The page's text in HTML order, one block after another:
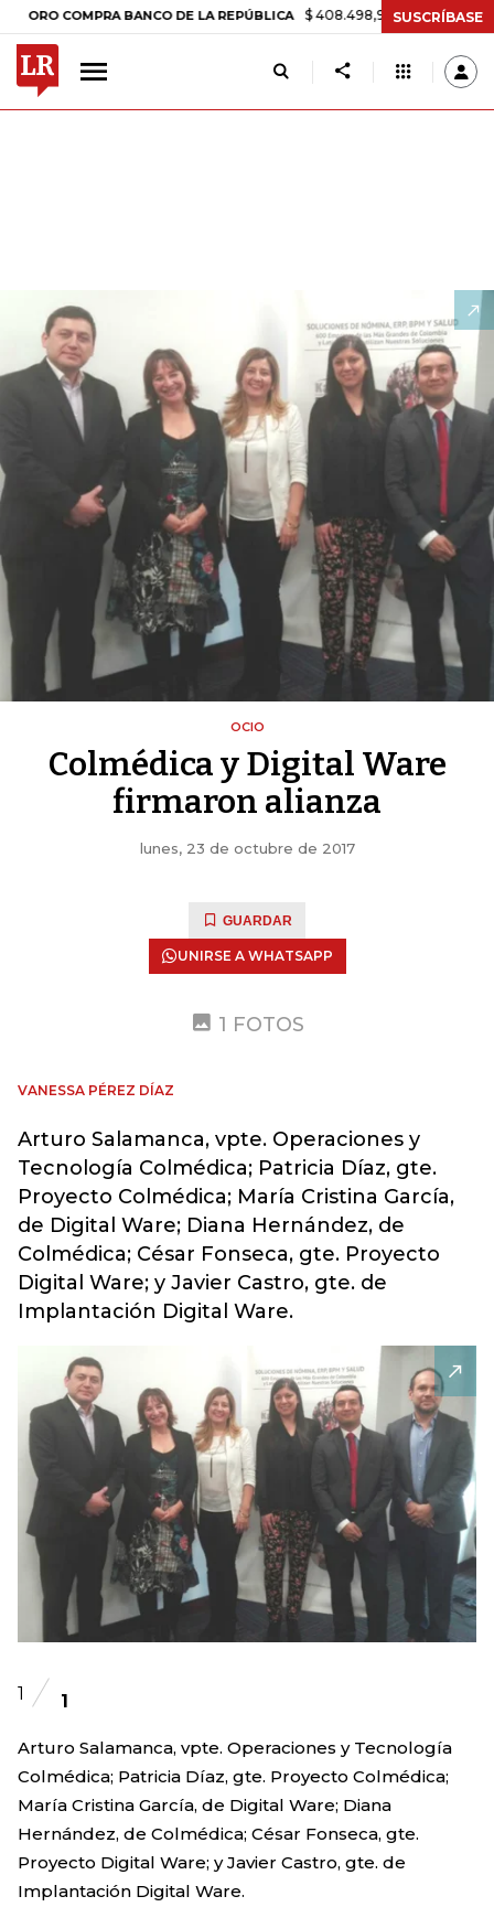
COMPRA BANCO DE LA REPÚBLICA $ 408.498,97 +$ 8.753,81 +2,19%
SUSCRÍBASE
OCIO
Colmédica y Digital Ware
firmaron alianza
lunes, 23 de octubre de 2017
GUARDAR
UNIRSE A WHATSAPP
1 FOTOS
VANESSA PÉREZ DÍAZ
Arturo Salamanca, vpte. Operaciones y
Tecnología Colmédica; Patricia Díaz, gte.
Proyecto Colmédica; María Cristina García,
de Digital Ware; Diana Hernández, de
Colmédica; César Fonseca, gte. Proyecto
Digital Ware; y Javier Castro, gte. de
Implantación Digital Ware.
1 1
Arturo Salamanca, vpte. Operaciones y Tecnología
Colmédica; Patricia Díaz, gte. Proyecto Colmédica;
María Cristina García, de Digital Ware; Diana
Hernández, de Colmédica; César Fonseca, gte.
Proyecto Digital Ware; y Javier Castro, gte. de
Implantación Digital Ware.